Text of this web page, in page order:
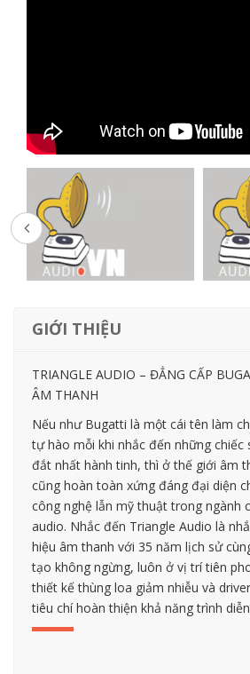
GIỚI THIỆU
TRIANGLE AUDIO – ĐẲNG CẤP
ÂM THANH
Nếu như Bugatti là một cái tên làm
tự hào mỗi khi nhắc đến những chiếc
đắt nhất hành tinh, thì ở thế giới âm
cũng hoàn toàn xứng đáng đại diện
công nghệ lẫn mỹ thuật trong ngành
audio. Nhắc đến Triangle Audio là
hiệu âm thanh với 35 năm lịch sử
tạo không ngừng, luôn ở vị trí tiên
thiết kế thùng loa giảm nhiễu và
tiêu chí hoàn thiện khả năng trình